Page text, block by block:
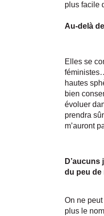
plus facile
Au-delà
Elles se
hautes
bien
évoluer
prendra
m’auront
du peu de
On ne
plus le